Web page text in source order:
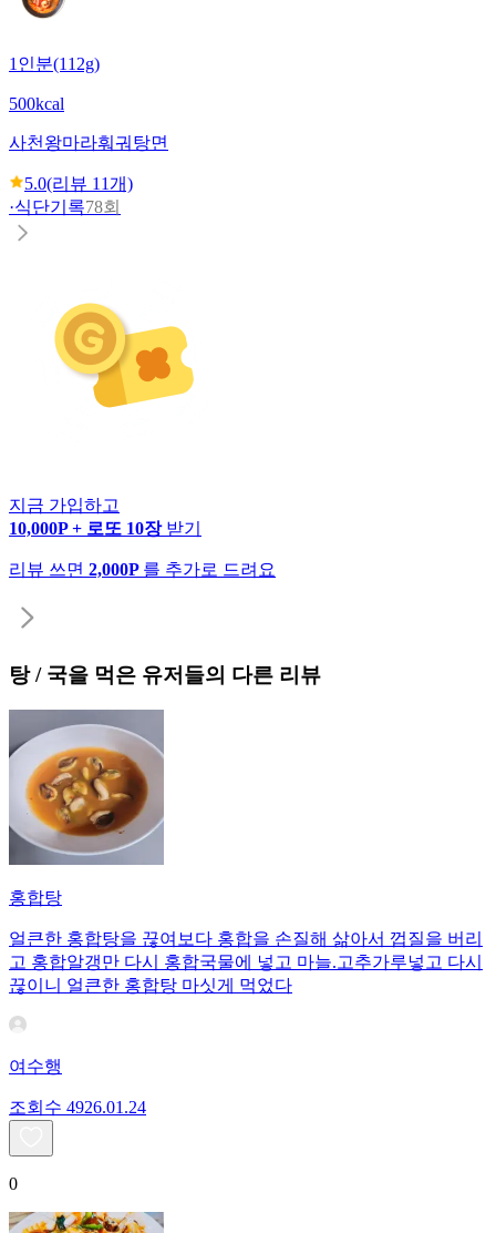
1인분(112g)
500kcal
사천왕마라훠궈탕면
5.0(리뷰 11개)
·식단기록78회
지금 가입하고
10,000P + 로또 10장 받기
리뷰 쓰면 2,000P 를 추가로 드려요
탕 / 국을 먹은 유저들의 다른 리뷰
홍합탕
얼큰한 홍합탕을 끊여보다 홍합을 손질해 삶아서 껍질을 버리
고 홍합알갱만 다시 홍합국물에 넣고 마늘.고추가루넣고 다시
끊이니 얼큰한 홍합탕 마싯게 먹었다
여수행
조회수 4926.01.24
0